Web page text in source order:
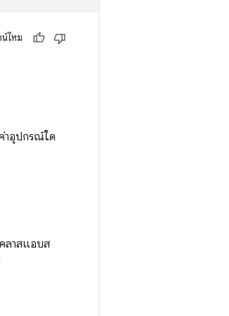
ไหม
าอุปกรณ์ใด
ลาสแอบส